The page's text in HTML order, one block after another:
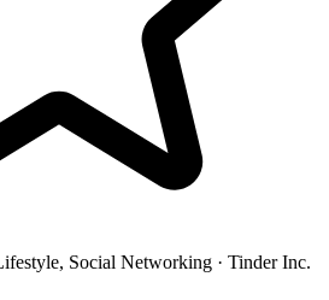
Social Networking · Tinder Inc.